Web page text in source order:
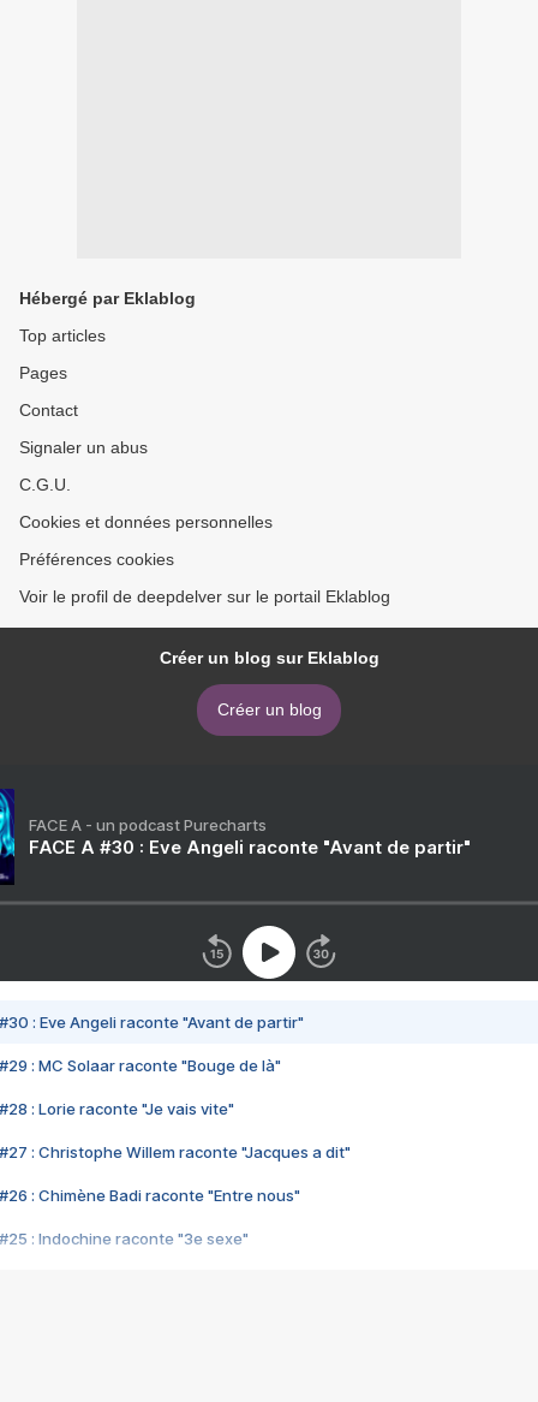
Hébergé par Eklablog
Top articles
Pages
Contact
Signaler un abus
C.G.U.
Cookies et données personnelles
Préférences cookies
Voir le profil de deepdelver sur le portail Eklablog
Créer un blog sur Eklablog
Créer un blog
FACE A - un podcast Purecharts
FACE A #30 : Eve Angeli raconte "Avant de partir"
#30 : Eve Angeli raconte "Avant de partir"
#29 : MC Solaar raconte "Bouge de là"
#28 : Lorie raconte "Je vais vite"
#27 : Christophe Willem raconte "Jacques a dit"
#26 : Chimène Badi raconte "Entre nous"
#25 : Indochine raconte "3e sexe"